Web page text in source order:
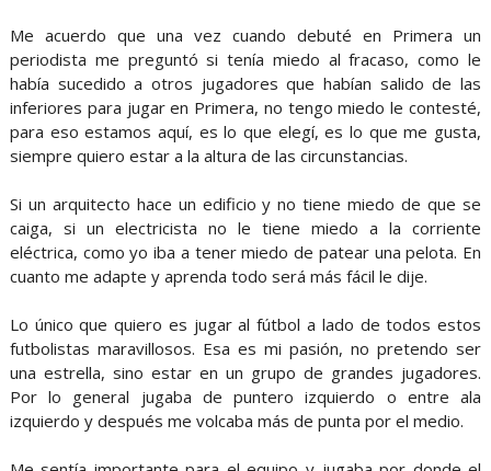
Me acuerdo que una vez cuando debuté en Primera un
periodista me preguntó si tenía miedo al fracaso, como le
había sucedido a otros jugadores que habían salido de las
inferiores para jugar en Primera, no tengo miedo le contesté,
para eso estamos aquí, es lo que elegí, es lo que me gusta,
siempre quiero estar a la altura de las circunstancias.
Si un arquitecto hace un edificio y no tiene miedo de que se
caiga, si un electricista no le tiene miedo a la corriente
eléctrica, como yo iba a tener miedo de patear una pelota. En
cuanto me adapte y aprenda todo será más fácil le dije.
Lo único que quiero es jugar al fútbol a lado de todos estos
futbolistas maravillosos. Esa es mi pasión, no pretendo ser
una estrella, sino estar en un grupo de grandes jugadores.
Por lo general jugaba de puntero izquierdo o entre ala
izquierdo y después me volcaba más de punta por el medio.